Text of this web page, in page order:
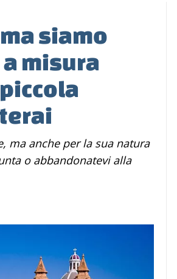
siamo
misura
o abbandonatevi alla